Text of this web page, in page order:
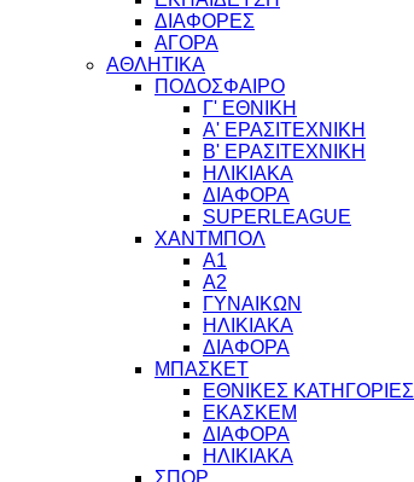
ΔΙΑΦΟΡΕΣ
ΑΓΟΡΑ
ΑΘΛΗΤΙΚΑ
ΠΟΔΟΣΦΑΙΡΟ
Γ' ΕΘΝΙΚΗ
Α' ΕΡΑΣΙΤΕΧΝΙΚΗ
Β' ΕΡΑΣΙΤΕΧΝΙΚΗ
ΗΛΙΚΙΑΚΑ
ΔΙΑΦΟΡΑ
SUPERLEAGUE
ΧΑΝΤΜΠΟΛ
Α1
Α2
ΓΥΝΑΙΚΩΝ
ΗΛΙΚΙΑΚΑ
ΔΙΑΦΟΡΑ
ΜΠΑΣΚΕΤ
ΕΘΝΙΚΕΣ ΚΑΤΗΓΟΡΙΕΣ
ΕΚΑΣΚΕΜ
ΔΙΑΦΟΡΑ
ΗΛΙΚΙΑΚΑ
ΣΠΟΡ